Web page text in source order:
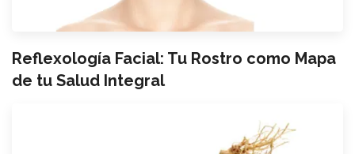
Reflexología Facial: Tu Rostro como Mapa
de tu Salud Integral